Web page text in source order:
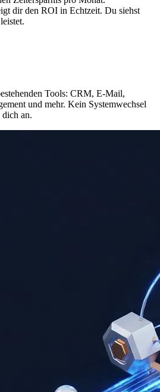
dir den ROI in Echtzeit. Du siehst
Tools: CRM, E-Mail,
und mehr. Kein Systemwechsel
an.